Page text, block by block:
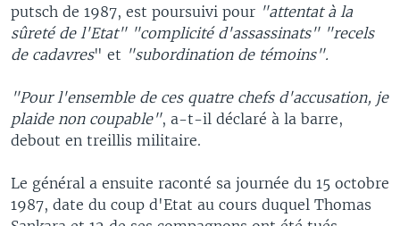
putsch de 1987, est poursuivi pour "attentat à la
sûreté de l'Etat" "complicité d'assassinats" "recels
de cadavres" et "subordination de témoins".
"Pour l'ensemble de ces quatre chefs d'accusation, je
plaide non coupable", a-t-il déclaré à la barre,
debout en treillis militaire.
Le général a ensuite raconté sa journée du 15 octobre
1987, date du coup d'Etat au cours duquel Thomas